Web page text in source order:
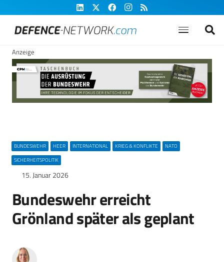
Anzeige
BUNDESWEHR HEER INTERNATIONAL KRIEG & KONFLIKTE
NATO
SICHERHEITSPOLITIK
15. Januar 2026
Bundeswehr erreicht
Grönland später als geplant